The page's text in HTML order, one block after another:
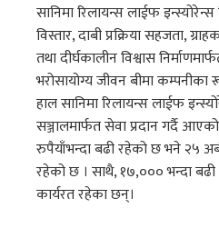
सानिमा रिलायन्स लाईफ
विस्तार, दाबी प्रक्रिया सहजता,
तथा दीर्घकालीन विश्वास
भरोसायोग्य जीवन बीमा
हाल सानिमा रिलायन्स लाईफ
सञ्जालमार्फत सेवा प्रदान गर्दै
रुपैयाँभन्दा बढी रहेको छ भने २५
रहेको छ । साथै, १७,००० भन्दा
कार्यरत रहेका छन्।